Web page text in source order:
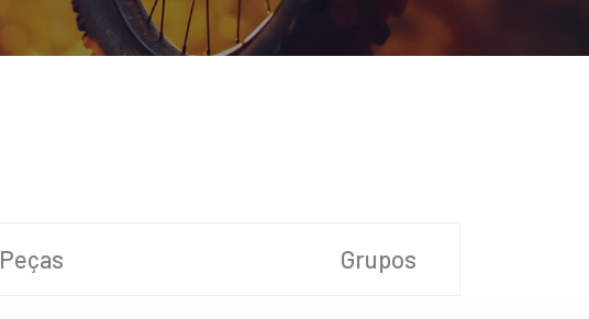
Peças Grupos